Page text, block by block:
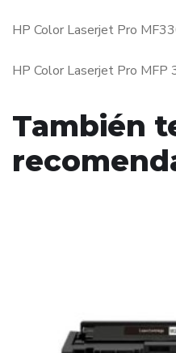
HP Color Laserjet Pro
HP Color Laserjet Pro MFP
También